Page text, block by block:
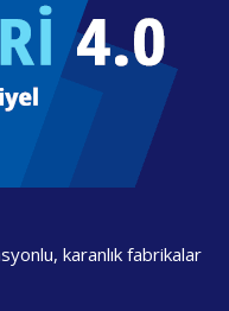
karanlık fabrikalar